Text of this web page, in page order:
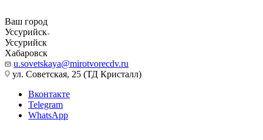
Ваш город
Уссурийск
Уссурийск
Хабаровск
u.sovetskaya@mirotvorecdv.ru
ул. Советская, 25 (ТД Кристалл)
Вконтакте
Telegram
WhatsApp